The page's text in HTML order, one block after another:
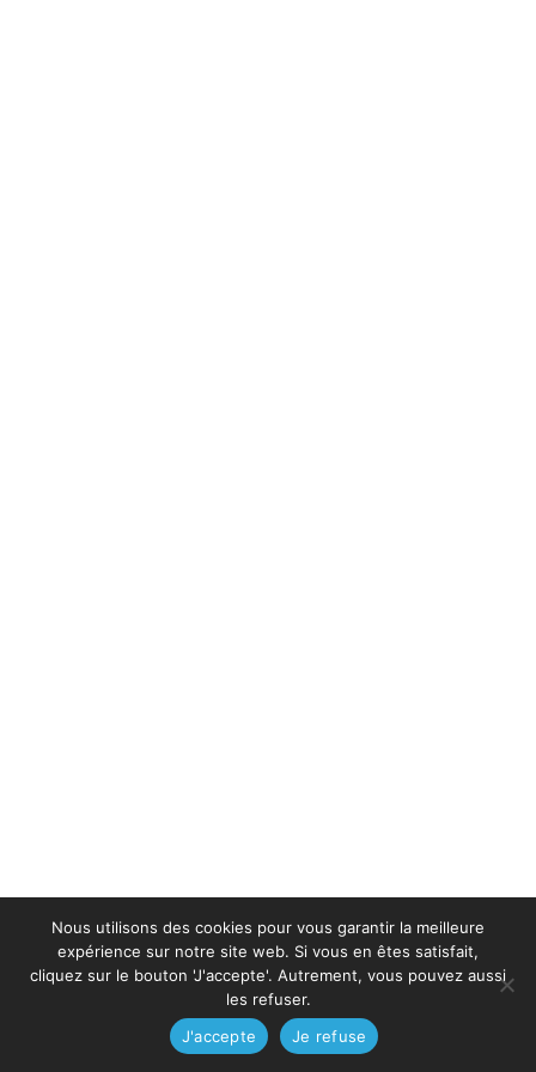
Nous utilisons des cookies pour vous garantir la meilleure
expérience sur notre site web. Si vous en êtes satisfait,
cliquez sur le bouton 'J'accepte'. Autrement, vous pouvez aussi
les refuser.
J'accepte
Je refuse